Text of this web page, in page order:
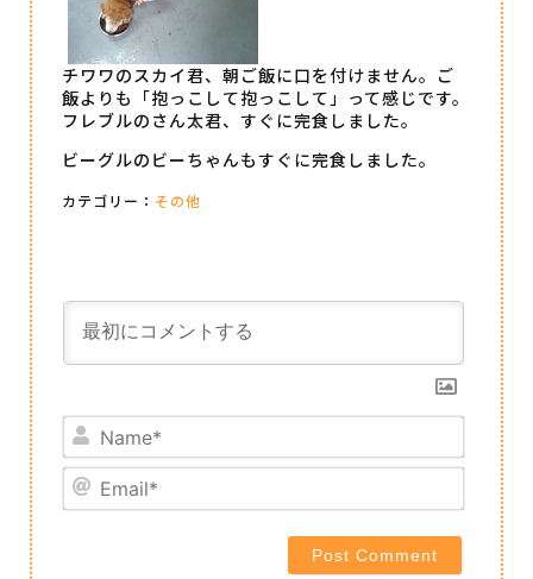
チワワのスカイ君、朝ご飯に口を付けません。ご
飯よりも「抱っこして抱っこして」って感じです。
フレブルのさん太君、すぐに完食しました。
ビーグルのビーちゃんもすぐに完食しました。
カテゴリー： その他
Name*
Email*